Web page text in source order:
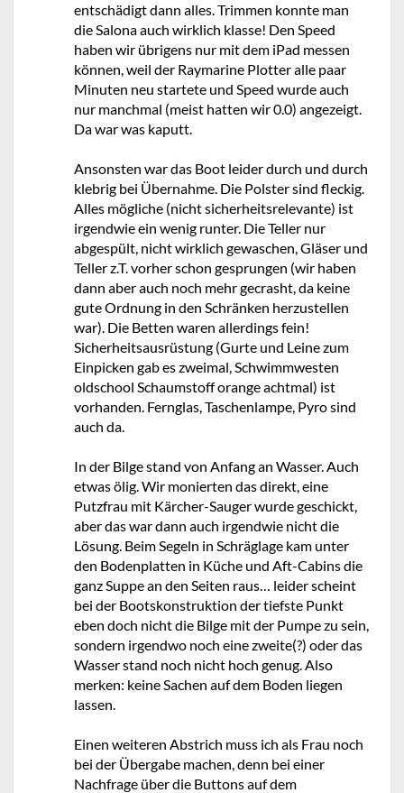
entschädigt dann alles. Trimmen konnte man
die Salona auch wirklich klasse! Den Speed
haben wir übrigens nur mit dem iPad messen
können, weil der Raymarine Plotter alle paar
Minuten neu startete und Speed wurde auch
nur manchmal (meist hatten wir 0.0) angezeigt.
Da war was kaputt.
Ansonsten war das Boot leider durch und durch
klebrig bei Übernahme. Die Polster sind fleckig.
Alles mögliche (nicht sicherheitsrelevante) ist
irgendwie ein wenig runter. Die Teller nur
abgespült, nicht wirklich gewaschen, Gläser und
Teller z.T. vorher schon gesprungen (wir haben
dann aber auch noch mehr gecrasht, da keine
gute Ordnung in den Schränken herzustellen
war). Die Betten waren allerdings fein!
Sicherheitsausrüstung (Gurte und Leine zum
Einpicken gab es zweimal, Schwimmwesten
oldschool Schaumstoff orange achtmal) ist
vorhanden. Fernglas, Taschenlampe, Pyro sind
auch da.
In der Bilge stand von Anfang an Wasser. Auch
etwas ölig. Wir monierten das direkt, eine
Putzfrau mit Kärcher-Sauger wurde geschickt,
aber das war dann auch irgendwie nicht die
Lösung. Beim Segeln in Schräglage kam unter
den Bodenplatten in Küche und Aft-Cabins die
ganz Suppe an den Seiten raus… leider scheint
bei der Bootskonstruktion der tiefste Punkt
eben doch nicht die Bilge mit der Pumpe zu sein,
sondern irgendwo noch eine zweite(?) oder das
Wasser stand noch nicht hoch genug. Also
merken: keine Sachen auf dem Boden liegen
lassen.
Einen weiteren Abstrich muss ich als Frau noch
bei der Übergabe machen, denn bei einer
Nachfrage über die Buttons auf dem